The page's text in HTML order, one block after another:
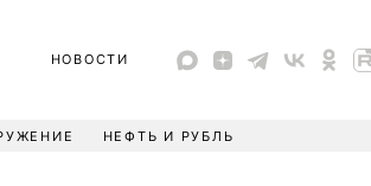
НОВОСТИ
НЕФТЬ И РУБЛЬ